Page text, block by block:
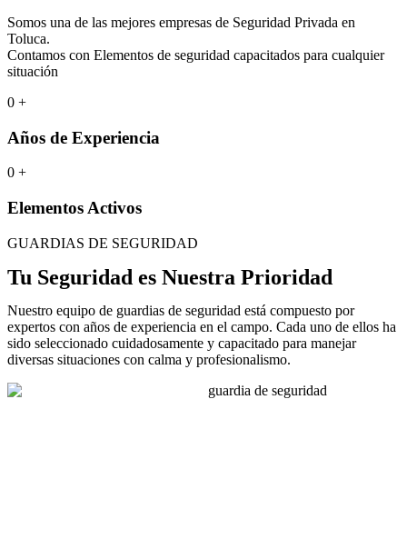
Somos una de las mejores empresas de Seguridad Privada en
Toluca.
Contamos con Elementos de seguridad capacitados para cualquier
situación
0 +
Años de Experiencia
0 +
Elementos Activos
GUARDIAS DE SEGURIDAD
Tu Seguridad es Nuestra Prioridad
Nuestro equipo de guardias de seguridad está compuesto por
expertos con años de experiencia en el campo. Cada uno de ellos ha
sido seleccionado cuidadosamente y capacitado para manejar
diversas situaciones con calma y profesionalismo.